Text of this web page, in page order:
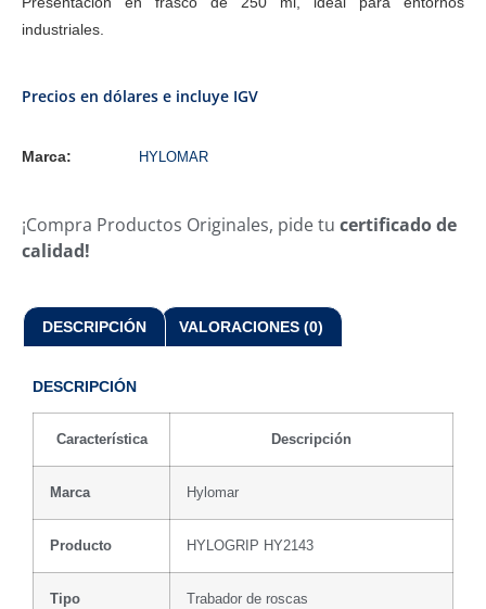
industriales.
Precios en dólares e incluye IGV
Marca: HYLOMAR
¡Compra Productos Originales, pide tu certificado de
calidad!
DESCRIPCIÓN VALORACIONES (0)
DESCRIPCIÓN
Característica Descripción
Marca Hylomar
Producto HYLOGRIP HY2143
Tipo Trabador de roscas